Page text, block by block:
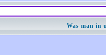
Was man in